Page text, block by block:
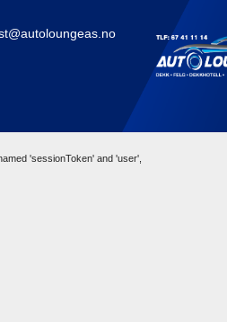
'sessionToken' and 'user',